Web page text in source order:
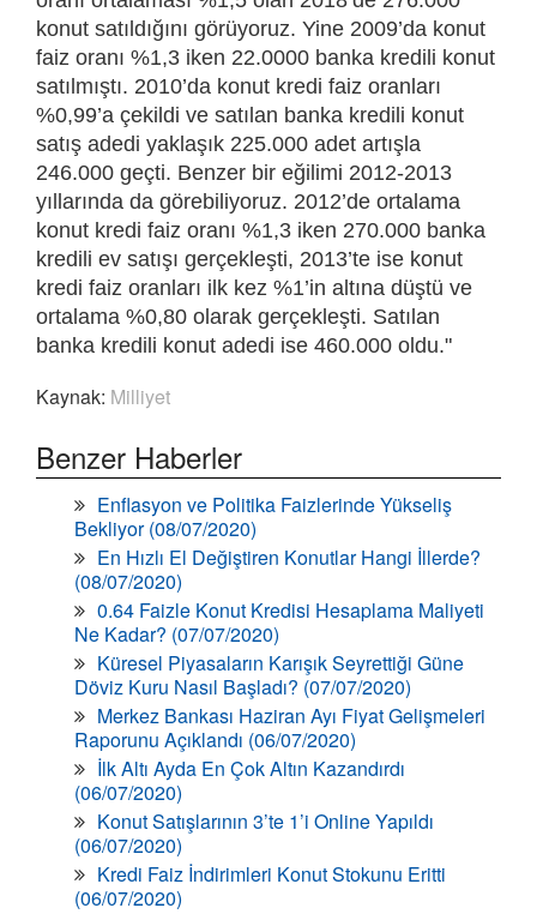
konut satıldığını görüyoruz. Yine 2009’da konut
faiz oranı %1,3 iken 22.0000 banka kredili konut
satılmıştı. 2010’da konut kredi faiz oranları
%0,99’a çekildi ve satılan banka kredili konut
satış adedi yaklaşık 225.000 adet artışla
246.000 geçti. Benzer bir eğilimi 2012-2013
yıllarında da görebiliyoruz. 2012’de ortalama
konut kredi faiz oranı %1,3 iken 270.000 banka
kredili ev satışı gerçekleşti, 2013’te ise konut
kredi faiz oranları ilk kez %1’in altına düştü ve
ortalama %0,80 olarak gerçekleşti. Satılan
banka kredili konut adedi ise 460.000 oldu."
Kaynak: Milliyet
Benzer Haberler
Enflasyon ve Politika Faizlerinde Yükseliş
Bekliyor (08/07/2020)
En Hızlı El Değiştiren Konutlar Hangi İllerde?
(08/07/2020)
0.64 Faizle Konut Kredisi Hesaplama Maliyeti
Ne Kadar? (07/07/2020)
Küresel Piyasaların Karışık Seyrettiği Güne
Döviz Kuru Nasıl Başladı? (07/07/2020)
Merkez Bankası Haziran Ayı Fiyat Gelişmeleri
Raporunu Açıklandı (06/07/2020)
İlk Altı Ayda En Çok Altın Kazandırdı
(06/07/2020)
Konut Satışlarının 3’te 1’i Online Yapıldı
(06/07/2020)
Kredi Faiz İndirimleri Konut Stokunu Eritti
(06/07/2020)